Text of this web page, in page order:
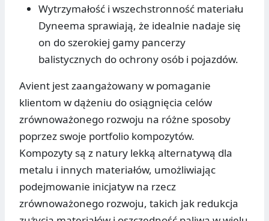
Wytrzymałość i wszechstronność materiału
Dyneema sprawiają, że idealnie nadaje się
on do szerokiej gamy pancerzy
balistycznych do ochrony osób i pojazdów.
Avient jest zaangażowany w pomaganie
klientom w dążeniu do osiągnięcia celów
zrównoważonego rozwoju na różne sposoby
poprzez swoje portfolio kompozytów.
Kompozyty są z natury lekką alternatywą dla
metalu i innych materiałów, umożliwiając
podejmowanie inicjatyw na rzecz
zrównoważonego rozwoju, takich jak redukcja